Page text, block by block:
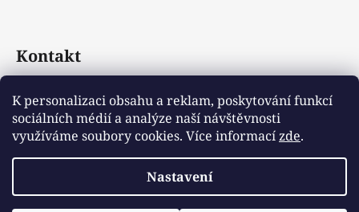
K personalizaci obsahu a reklam, poskytování funkcí
sociálních médií a analýze naší návštěvnosti
využíváme soubory cookies. Více informacízde.
Nastavení
Kontakt
info@emotys.cz
+421903231812